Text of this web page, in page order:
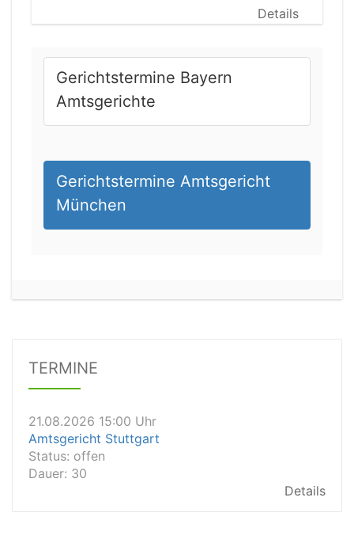
Details
Gerichtstermine Bayern
Amtsgerichte
Gerichtstermine Amtsgericht
München
TERMINE
21.08.2026 13:00 Uhr
Status:offen
Dauer: 30
21.08.2026 14:30 Uhr